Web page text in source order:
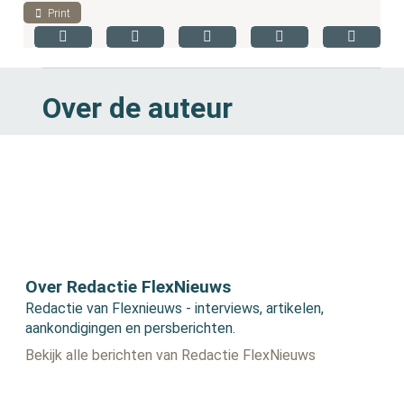
Print
Over de auteur
Over Redactie FlexNieuws
Redactie van Flexnieuws - interviews, artikelen,
aankondigingen en persberichten.
Bekijk alle berichten van Redactie FlexNieuws